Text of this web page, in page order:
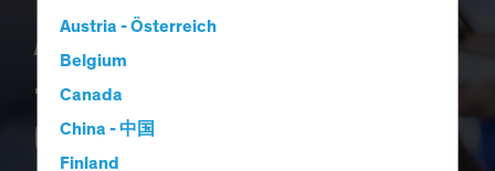
Austria - Österreich
Belgium
Canada
China - 中国
Finland
AB Advisor Institute
– al fianco di
Consulenti e Banker